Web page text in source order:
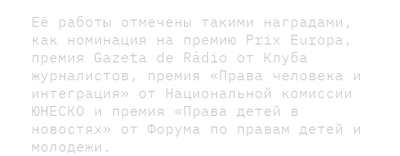
Её работы отмечены такими наградами,
как номинация на премию Prix Europa,
премия Gazeta de Rádio от Клуба
журналистов, премия «Права человека и
интеграция» от Национальной комиссии
ЮНЕСКО и премия «Права детей в
новостях» от Форума по правам детей и
молодежи.